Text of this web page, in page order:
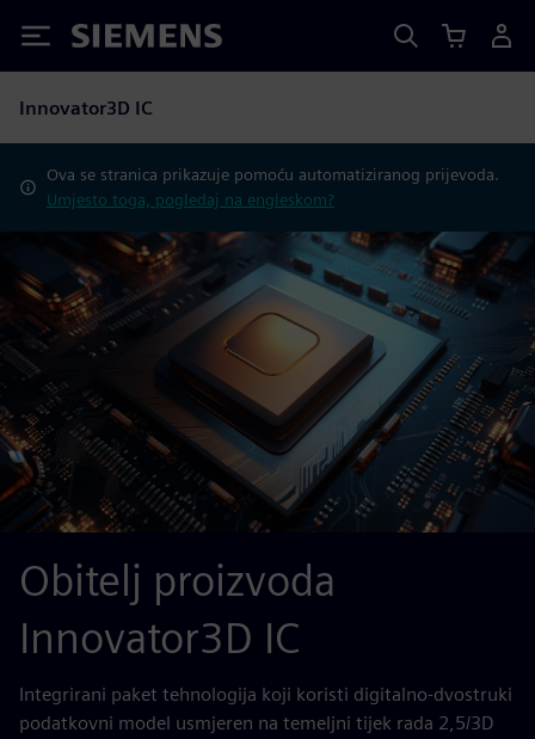
Siemens
Innovator3D IC
Ova se stranica prikazuje pomoću automatiziranog prijevoda.
Umjesto toga, pogledaj na engleskom?
Obitelj proizvoda
Innovator3D IC
Integrirani paket tehnologija koji koristi digitalno-dvostruki
podatkovni model usmjeren na temeljni tijek rada 2,5/3D